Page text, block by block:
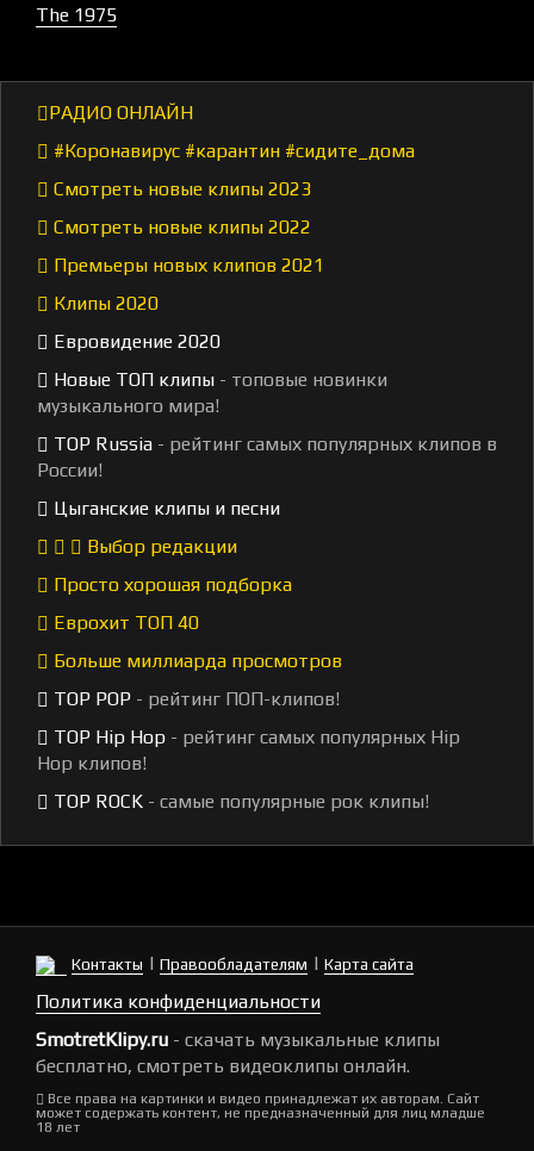
The 1975
РАДИО ОНЛАЙН
#Коронавирус #карантин #сидите_дома
Смотреть новые клипы 2023
Смотреть новые клипы 2022
Премьеры новых клипов 2021
Клипы 2020
Евровидение 2020
Новые ТОП клипы - топовые новинки
музыкального мира!
TOP Russia - рейтинг самых популярных клипов в
России!
Цыганские клипы и песни
Выбор редакции
Просто хорошая подборка
Еврохит ТОП 40
Больше миллиарда просмотров
TOP POP - рейтинг ПОП-клипов!
TOP Hip Hop - рейтинг самых популярных Hip
Hop клипов!
TOP ROCK - самые популярные рок клипы!
Контакты | Правообладателям | Карта сайта
Политика конфиденциальности
SmotretKlipy.ru - скачать музыкальные клипы
бесплатно, смотреть видеоклипы онлайн.
Все права на картинки и видео принадлежат их авторам. Сайт
может содержать контент, не предназначенный для лиц младше
18 лет